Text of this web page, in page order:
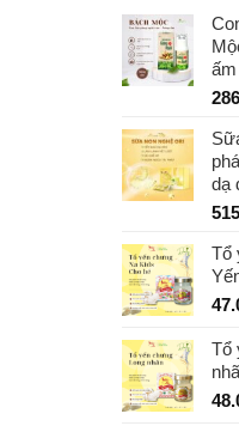
ấm
dạ
Tổ
Tổ